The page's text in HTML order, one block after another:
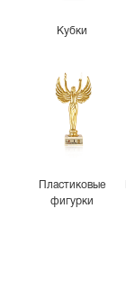
Кубки
Пластиковые
фигурки